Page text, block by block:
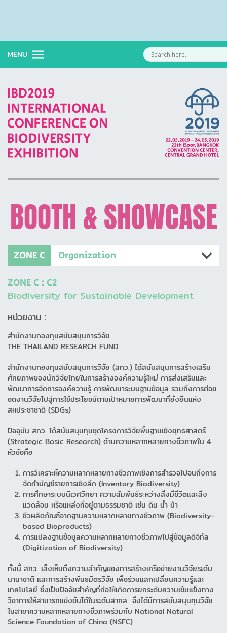
MENU
BOOTH & SHOWCASE
ZONE C Organization
ZONE C : C2
Biodiversity for Sustainable Development
หน่วยงาน :
สำนักงานกองทุนสนับสนุนการวิจัย
THE THAILAND RESEARCH FUND
สำนักงานกองทุนสนับสนุนการวิจัย (สกว.) ได้สนับสนุนการสร้างเสริม
ศักยภาพของนักวิจัยไทยในการสร้างองค์ความรู้ใหม่ การส่งเสริมและ
พัฒนาการจัดการองค์ความรู้ การพัฒนาระบบฐานข้อมูล รวมถึงการต่อย
อดงานวิจัยไปสู่การใช้ประโยชน์ตามเป้าหมายการพัฒนาที่ยั่งยืนแห่ง
สหประชาชาติ (SDGs)
ปัจจุบัน สกว. ได้สนับสนุนทุนชุดโครงการวิจัยพื้นฐานเชิงยุทธศาสตร์
(Strategic Basic Research) ด้านความหลากหลายทางชีวภาพใน 4
หัวข้อคือ
การวิเคราะห์ความหลากหลายทางชีวภาพเชิงการสำรวจไปจนถึงการ
จัดทำบัญชีรายการเชิงลึก (Inventory Biodiversity)
การศึกษาระบบนิเวศวิทยา ความสัมพันธ์ระหว่างสิ่งมีชีวิตและสิ่ง
แวดล้อม หรือแหล่งที่อยู่ตามธรรมชาติ เช่น ดิน น้ำ ป่า
ชีวผลิตภัณฑ์จากฐานความหลากหลายทางชีวภาพ (Biodiversity-
based Bioproducts)
การแปลงฐานข้อมูลความหลากหลายทางชีวภาพไปสู่ข้อมูลดิจิทัล
(Digitization of Biodiversity)
ทั้งนี้ สกว. เล็งเห็นถึงความสำคัญของการสร้างเครือข่ายงานวิจัยระดับ
นานาชาติ และการสร้างพันธมิตรวิจัย เพื่อร่วมแลกเปลี่ยนความรู้และ
เทคโนโลยี ซึ่งเป็นปัจจัยสำคัญที่ก่อให้เกิดการยกระดับความเข้มแข็งทาง
วิชาการให้สามารถแข่งขันได้ในระดับสากล จึงได้มีการสนับสนุนทุนวิจัย
ในสาขาความหลากหลายทางชีวภาพร่วมกับ National Natural
Science Foundation of China (NSFC)